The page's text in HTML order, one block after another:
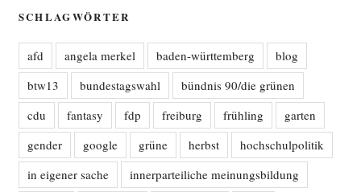
SCHLAGWÖRTER
afd angela merkel baden-württemberg
blog
btw13
bundestagswahl
bündnis 90/die grünen
cdu
fantasy fdp freiburg frühling
garten
gender
google grüne herbst
hochschulpolitik
in eigener sache
innerparteiliche meinungsbildung